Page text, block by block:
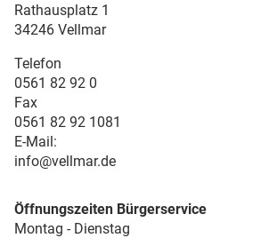
Rathausplatz 1
34246 Vellmar
Telefon
0561 82 92 0
Fax
0561 82 92 1081
E-Mail:
info@vellmar.de
Öffnungszeiten Bürgerservice
Montag - Dienstag